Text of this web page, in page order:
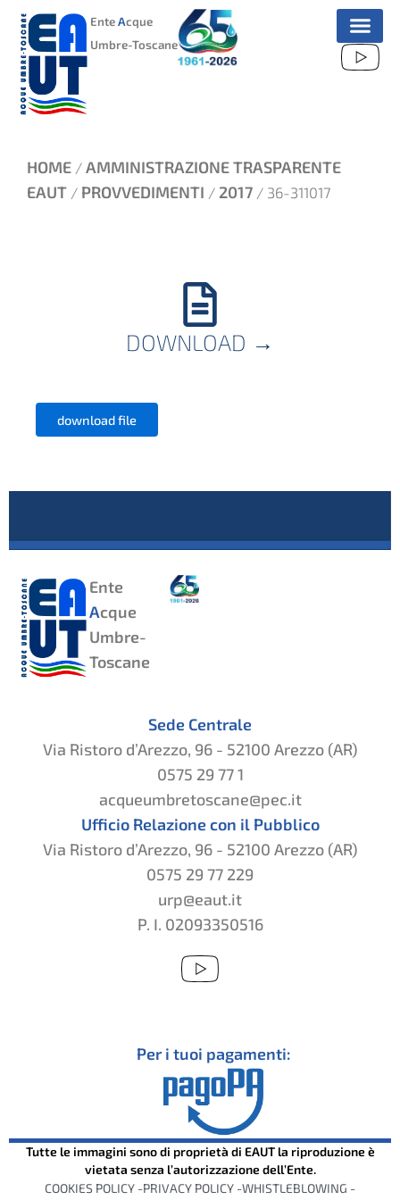
VAI
CONTENUTO
EnteAcque
Umbre-Toscane
HOME / AMMINISTRAZIONE TRASPARENTE
EAUT / PROVVEDIMENTI / 2017 / 36-311017
DOWNLOAD →
download file
Ente
Acque
Umbre-
Toscane
Sede Centrale
Via Ristoro d’Arezzo, 96 - 52100 Arezzo (AR)
0575 29 77 1
acqueumbretoscane@pec.it
Ufficio Relazione con il Pubblico
Via Ristoro d’Arezzo, 96 - 52100 Arezzo (AR)
0575 29 77 229
urp@eaut.it
P. I. 02093350516
Per i tuoi pagamenti:
Tutte le immagini sono di proprietà di EAUT la riproduzione è
vietata senza l’autorizzazione dell’Ente.
COOKIES POLICY -PRIVACY POLICY -WHISTLEBLOWING -